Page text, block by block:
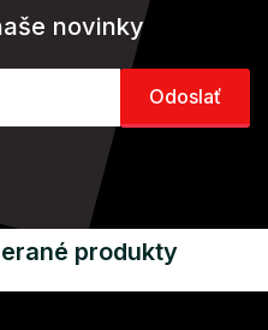
novinky
produkty